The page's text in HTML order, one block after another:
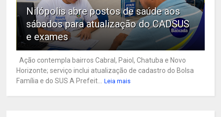
Nilópolis abre postos de saúde aos
sábados para atualização do CADSUS
e exames
Ação contempla bairros Cabral, Paiol, Chatuba e Novo
Horizonte; serviço inclui atualização de cadastro do Bolsa
Família e do SUS A Prefeit...
Leia mais